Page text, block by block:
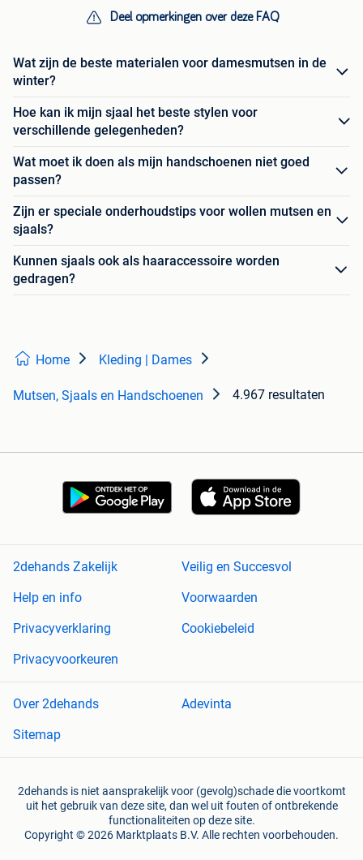
Deel opmerkingen over deze FAQ
Wat zijn de beste materialen voor damesmutsen in de
winter?
Hoe kan ik mijn sjaal het beste stylen voor
verschillende gelegenheden?
Wat moet ik doen als mijn handschoenen niet goed
passen?
Zijn er speciale onderhoudstips voor wollen mutsen en
sjaals?
Kunnen sjaals ook als haaraccessoire worden
gedragen?
Home Kleding | Dames
Mutsen, Sjaals en Handschoenen 4.967 resultaten
2dehands Zakelijk
Veilig en Succesvol
Help en info
Voorwaarden
Privacyverklaring
Cookiebeleid
Privacyvoorkeuren
Over 2dehands
Adevinta
Sitemap
2dehands is niet aansprakelijk voor (gevolg)schade die voortkomt
uit het gebruik van deze site, dan wel uit fouten of ontbrekende
functionaliteiten op deze site.
Copyright © 2026 Marktplaats B.V. Alle rechten voorbehouden.